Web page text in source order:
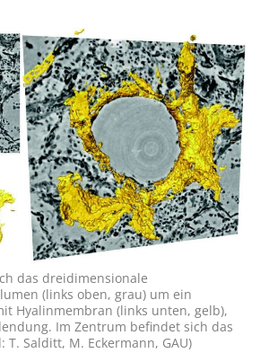
das dreidimensionale
(links oben, grau) um ein
Hyalinmembran (links unten, gelb),
Im Zentrum befindet sich das
T. Salditt, M. Eckermann, GAU)